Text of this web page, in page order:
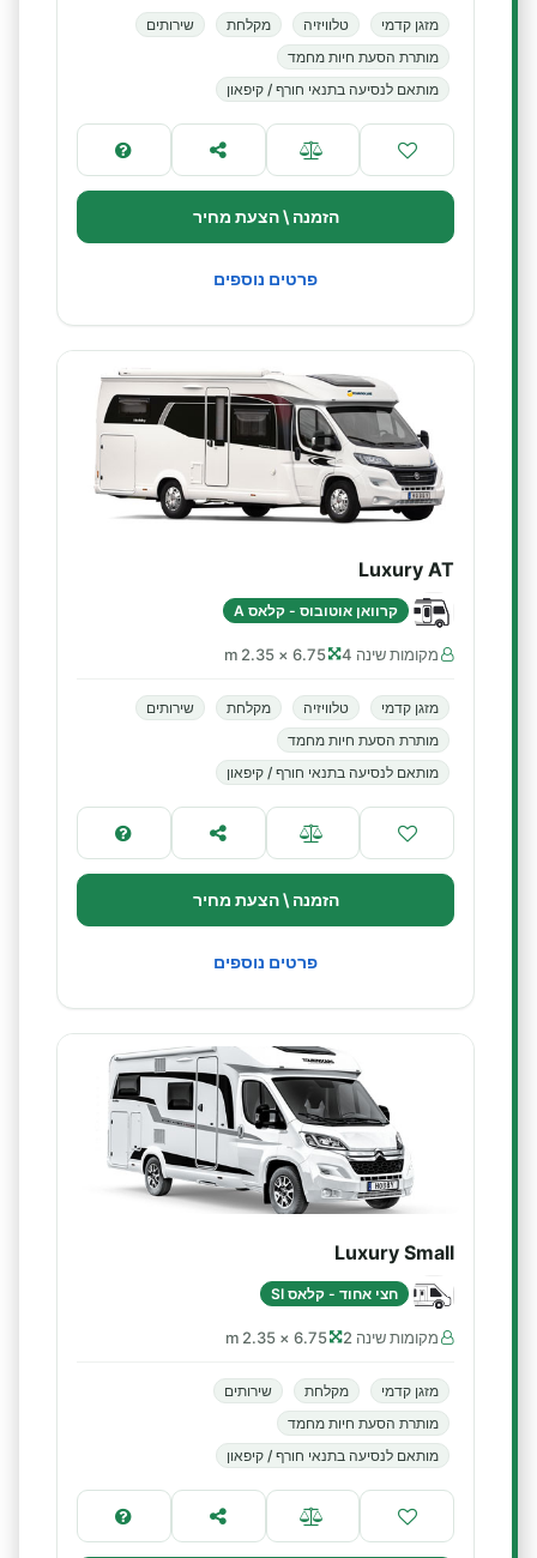
מזגן קדמי טלוויזיה מקלחת
שירותים
מותרת הסעת חיות מחמד
מותאם לנסיעה בתנאי חורף / קיפאון
הזמנה \ הצעת מחיר
פרטים נוספים
Luxury AT
קרוואן אוטובוס - קלאס A
מקומות שינה 4 6.75 × 2.35 m
מזגן קדמי טלוויזיה מקלחת
שירותים
מותרת הסעת חיות מחמד
מותאם לנסיעה בתנאי חורף / קיפאון
הזמנה \ הצעת מחיר
פרטים נוספים
Luxury Small
חצי אחוד - קלאס SI
מקומות שינה 2 6.75 × 2.35 m
מזגן קדמי מקלחת
שירותים
מותרת הסעת חיות מחמד
מותאם לנסיעה בתנאי חורף / קיפאון